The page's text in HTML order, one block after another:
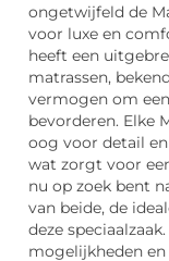
ongetwijfeld de
voor luxe en
heeft een
matrassen,
vermogen om
bevorderen. Elke
oog voor detail
wat zorgt voor
nu op zoek bent
van beide, de
deze
mogelijkheden